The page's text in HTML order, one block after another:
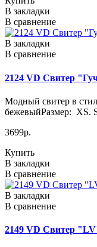
В закладки
В сравнение
В закладки
В сравнение
2124 VD Свитер
Модный свитер в
бежевыйРазмер: XS.
3699р.
Купить
В закладки
В сравнение
В закладки
В сравнение
2149 VD Свитер